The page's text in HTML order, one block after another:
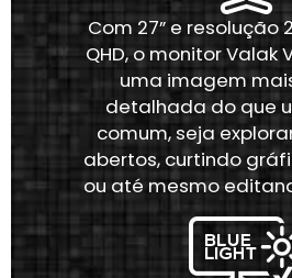
Com 27” e resolução
QHD, o monitor Valak
uma imagem
detalhada do que
comum, seja
abertos, curtindo
ou até mesmo